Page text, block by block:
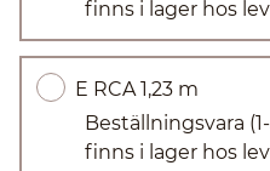
finns i lager hos
E RCA 1,23 m
Beställningsvara
finns i lager hos